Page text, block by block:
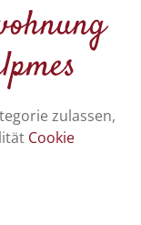
zulassen,
Cookie